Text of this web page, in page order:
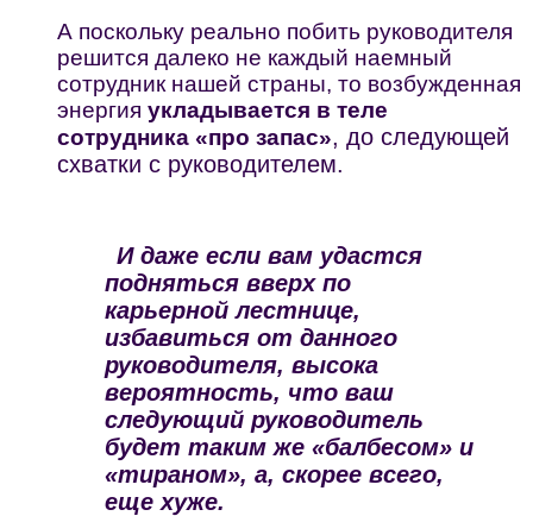
А поскольку реально побить руководителя
решится далеко не каждый наемный
сотрудник нашей страны, то возбужденная
энергия укладывается в теле
сотрудника «про запас», до следующей
схватки с руководителем.
И даже если вам удастся
подняться вверх по
карьерной лестнице,
избавиться от данного
руководителя, высока
вероятность, что ваш
следующий руководитель
будет таким же «балбесом» и
«тираном», а, скорее всего,
еще хуже.